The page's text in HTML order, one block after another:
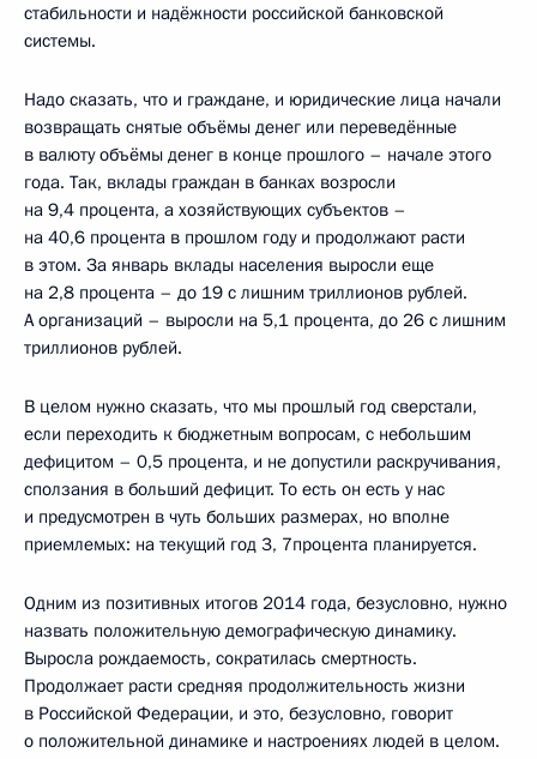
стабильности и надёжности российской банковской
системы.
Надо сказать, что и граждане, и юридические лица начали
возвращать снятые объёмы денег или переведённые
в валюту объёмы денег в конце прошлого – начале этого
года. Так, вклады граждан в банках возросли
на 9,4 процента, а хозяйствующих субъектов –
на 40,6 процента в прошлом году и продолжают расти
в этом. За январь вклады населения выросли еще
на 2,8 процента – до 19 с лишним триллионов рублей.
А организаций – выросли на 5,1 процента, до 26 с лишним
триллионов рублей.
В целом нужно сказать, что мы прошлый год сверстали,
если переходить к бюджетным вопросам, с небольшим
дефицитом – 0,5 процента, и не допустили раскручивания,
сползания в больший дефицит. То есть он есть у нас
и предусмотрен в чуть больших размерах, но вполне
приемлемых: на текущий год 3, 7процента планируется.
Одним из позитивных итогов 2014 года, безусловно, нужно
назвать положительную демографическую динамику.
Выросла рождаемость, сократилась смертность.
Продолжает расти средняя продолжительность жизни
в Российской Федерации, и это, безусловно, говорит
о положительной динамике и настроениях людей в целом.